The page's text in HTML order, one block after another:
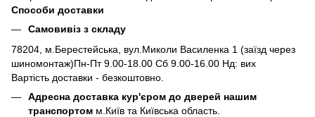
Способи доставки
Самовивіз з складу
78204, м.Берестейська, вул.Миколи Василенка 1 (заїзд через
шиномонтаж)Пн-Пт 9.00-18.00 Сб 9.00-16.00 Нд: вих
Вартість доставки - безкоштовно.
Адресна доставка кур'єром до дверей нашим
транспортом м.Київ та Київська область.